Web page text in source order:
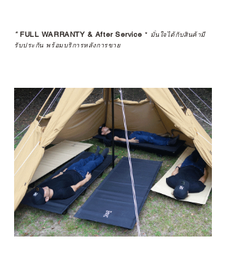
*FULL WARRANTY & After Service * มั่นใจได้กับสินค้ามี
รับประกัน พร้อมบริการหลังการขาย